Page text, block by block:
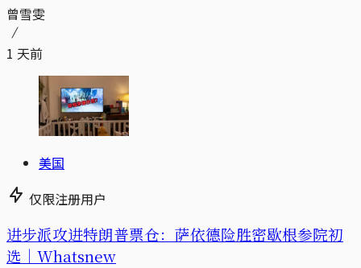
曾雪雯
1 天前
美国
仅限注册用户
进步派攻进特朗普票仓：萨依德险胜密歇根参院初
选｜Whatsnew